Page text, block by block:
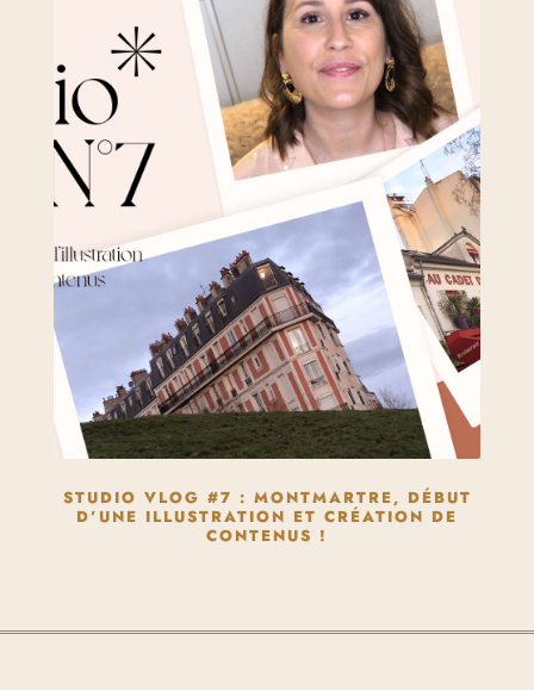
STUDIO VLOG #7 : MONTMARTRE, DÉBUT
D’UNE ILLUSTRATION ET CRÉATION DE
CONTENUS !